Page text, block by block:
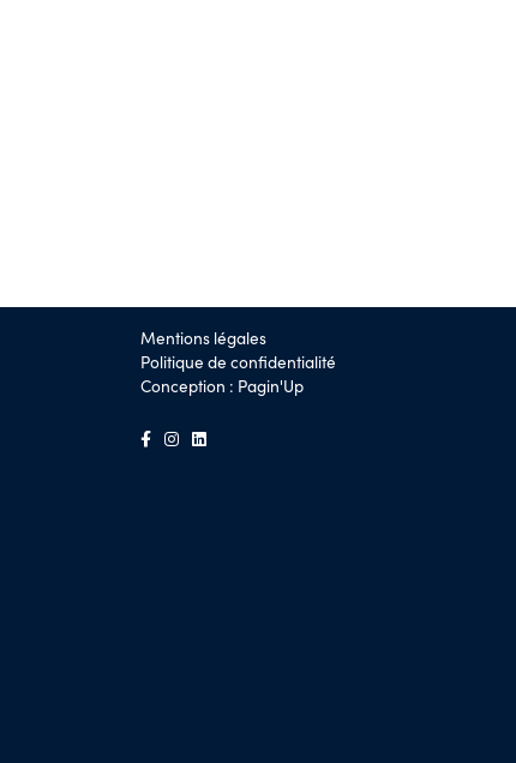
Mentions légales
Politique de confidentialité
Conception : Pagin'Up